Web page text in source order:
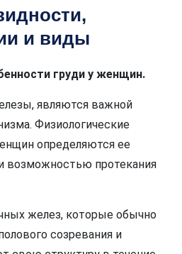
и виды
груди у женщин.
являются важной
Физиологические
определяются ее
возможностью протекания
желез, которые обычно
созревания и